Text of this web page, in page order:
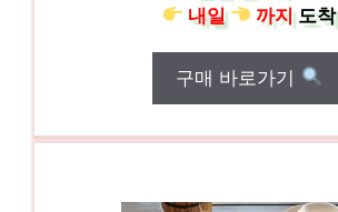
내일
까지도착
구매 바로가기